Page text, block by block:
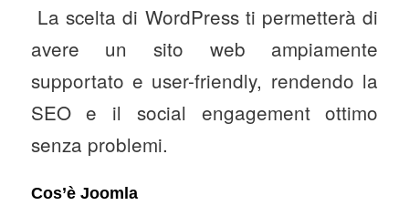
La scelta di WordPress ti permetterà di
avere un sito web ampiamente
supportato e user-friendly, rendendo la
SEO e il social engagement ottimo
senza problemi.
Cos’è Joomla